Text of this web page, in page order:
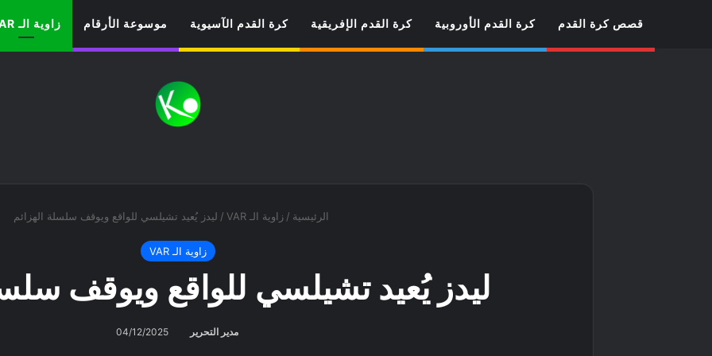
قصص كرة القدم كرة القدم الأوروبية كرة القدم الإفريقية كرة القدم الآسيوية موسوعة الأرقام زاوية الـ VAR
الرئيسية / زاوية الـ VAR / ليدز يُعيد تشيلسي للواقع ويوقف سلسلة الهزائم
زاوية الـ VAR
ليدز يُعيد تشيلسي للواقع ويوقف
مدير التحرير 04/12/2025